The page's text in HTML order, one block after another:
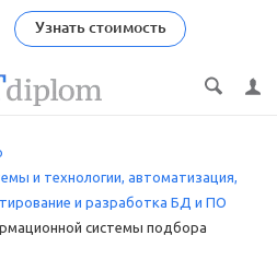
Узнать стоимость
и технологии, автоматизация,
и разработка БД и ПО
системы подбора